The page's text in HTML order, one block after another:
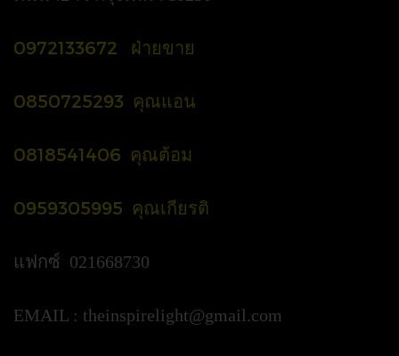
0972133672 ฝ่ายขาย
0850725293 คุณแอน
0818541406 คุณต้อม
0959305995 คุณเกียรติ
แฟกซ์ 021668730
EMAIL : theinspirelight@gmail.com